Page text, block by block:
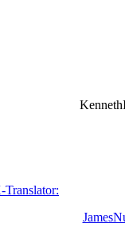
Translator: